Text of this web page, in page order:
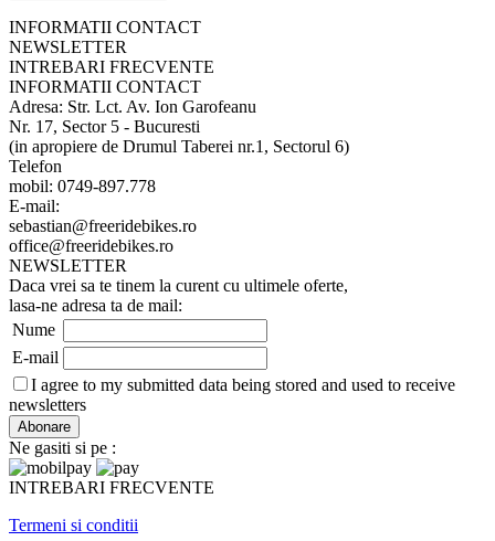
INFORMATII CONTACT
NEWSLETTER
INTREBARI FRECVENTE
INFORMATII CONTACT
Adresa: Str. Lct. Av. Ion Garofeanu
Nr. 17, Sector 5 - Bucuresti
(in apropiere de Drumul Taberei nr.1, Sectorul 6)
Telefon
mobil: 0749-897.778
E-mail:
sebastian@freeridebikes.ro
office@freeridebikes.ro
NEWSLETTER
Daca vrei sa te tinem la curent cu ultimele oferte,
lasa-ne adresa ta de mail:
Nume
E-mail
I agree to my submitted data being stored and used to receive
newsletters
Ne gasiti si pe :
INTREBARI FRECVENTE
Termeni si conditii